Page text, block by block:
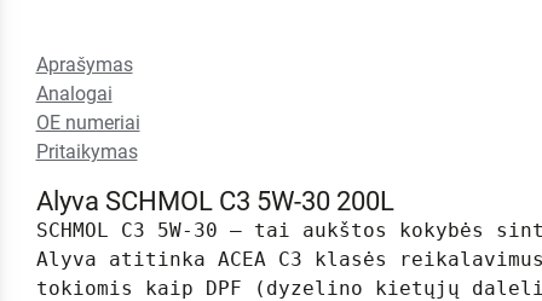
Aprašymas
Analogai
OE numeriai
Pritaikymas
Alyva SCHMOL C3 5W-30 200L
SCHMOL C3 5W-30 – tai aukštos
Alyva atitinka ACEA C3 klasės
tokiomis kaip DPF (dyzelino kietųjų